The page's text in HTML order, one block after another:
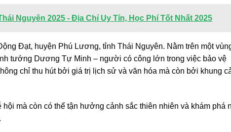
Nguyên 2025 - Địa Chỉ Uy Tín, Học Phí Tốt Nhất 2025
Đạt, huyện Phú Lương, tỉnh Thái Nguyên. Nằm trên một
tướng Dương Tự Minh – người có công lớn trong việc bảo vệ
chỉ thu hút bởi giá trị lịch sử và văn hóa mà còn bởi khung
mà còn có thể tận hưởng cảnh sắc thiên nhiên và khám phá